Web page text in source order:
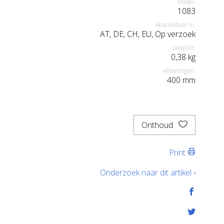
Model:
1083
Beschikbaar in:
AT, DE, CH, EU, Op verzoek
Gewicht:
0,38 kg
Afmetingen:
400 mm
Onthoud
Print
Onderzoek naar dit artikel ›